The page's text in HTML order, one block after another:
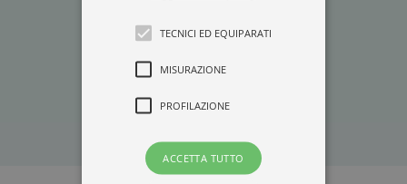
CHIAMAMI AMORE
TECNICI ED EQUIPARATI
MISURAZIONE
PROFILAZIONE
ACCETTA TUTTO